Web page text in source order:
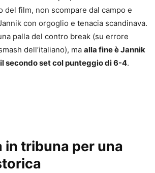
del film, non scompare dal campo e
con orgoglio e tenacia scandinava.
palla del contro break (su errore
dell’italiano), ma alla fine è Jannik
secondo set col punteggio di 6-4.
in tribuna per una